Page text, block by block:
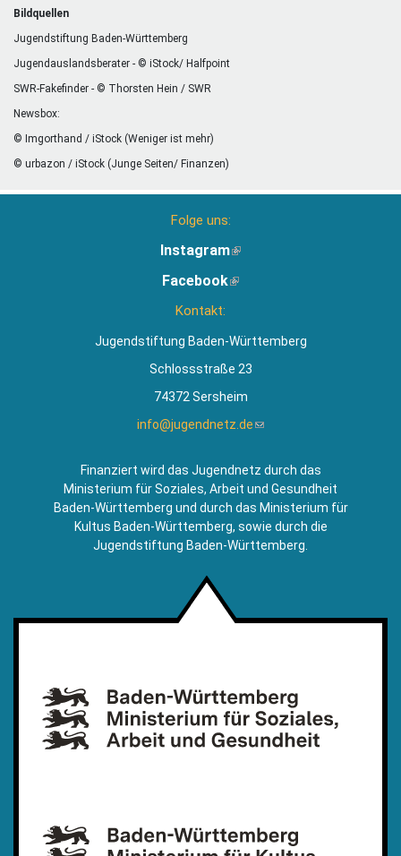
Bildquellen
Jugendstiftung Baden-Württemberg
Jugendauslandsberater - © iStock/ Halfpoint
SWR-Fakefinder - © Thorsten Hein / SWR
Newsbox:
© Imgorthand / iStock (Weniger ist mehr)
© urbazon / iStock (Junge Seiten/ Finanzen)
Folge uns:
Instagram(Link
extern)
Facebook(Link
Kontakt:
Jugendstiftung Baden-Württemberg
Schlossstraße 23
74372 Sersheim
info@jugendnetz.de(Link
Mail)
Finanziert wird das Jugendnetz durch das
Ministerium für Soziales, Arbeit und Gesundheit
Baden-Württemberg und durch das Ministerium für
Kultus Baden-Württemberg, sowie durch die
Jugendstiftung Baden-Württemberg.